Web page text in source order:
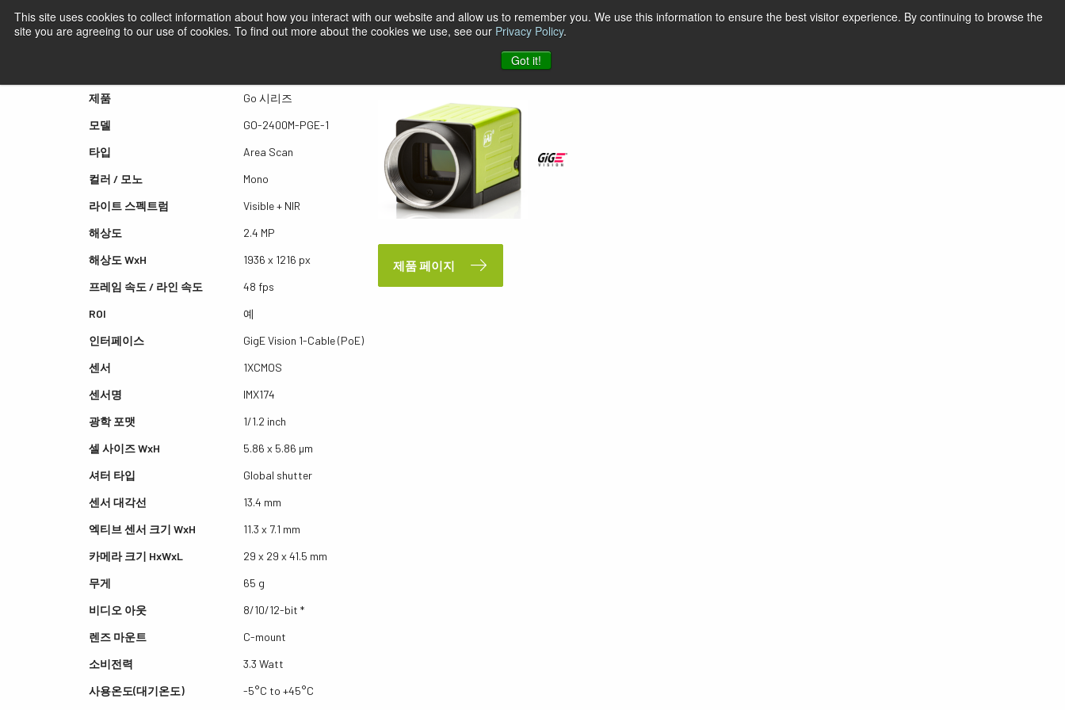
This site uses cookies to collect information about how you interact with our website and allow us to remember you. We use this information to ensure the best visitor experience. By continuing to browse the
site you are agreeing to our use of cookies. To find out more about the cookies we use, see our Privacy Policy.
Got it!
퀵뷰 GO-2400M-PGE-1
제품
Go 시리즈
모델
GO-2400M-PGE-1
타입
Area Scan
컬러 / 모노
Mono
라이트 스펙트럼
Visible + NIR
해상도
2.4 MP
해상도 WxH
1936 x 1216 px
프레임 속도 / 라인 속도
48 fps
ROI
예
인터페이스
GigE Vision 1-Cable (PoE)
센서
1XCMOS
센서명
IMX174
광학 포맷
1/1.2 inch
셀 사이즈 WxH
5.86 x 5.86 µm
셔터 타입
Global shutter
센서 대각선
13.4 mm
엑티브 센서 크기 WxH
11.3 x 7.1 mm
카메라 크기 HxWxL
29 x 29 x 41.5 mm
무게
65 g
비디오 아웃
8/10/12-bit *
렌즈 마운트
C-mount
소비전력
3.3 Watt
사용온도(대기온도)
-5°C to +45°C
제품 페이지